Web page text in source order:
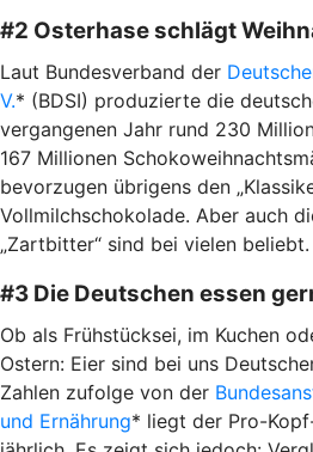
#2 Osterhase schlägt
Laut Bundesverband der
V.* (BDSI) produzierte die
vergangenen Jahr rund 230
167 Millionen
bevorzugen übrigens den
Vollmilchschokolade. Aber auch
„Zartbitter“ sind bei vielen beliebt.
#3 Die Deutschen essen
Ob als Frühstücksei, im Kuchen
Ostern: Eier sind bei uns
Zahlen zufolge von der
und Ernährung* liegt der Pro-